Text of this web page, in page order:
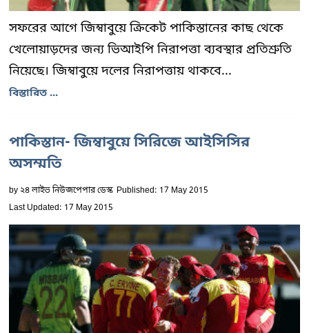
সফরের আগে জিম্বাবুয়ে ক্রিকেট পাকিস্তানের কাছ থেকে
খেলোয়াড়দের জন্য ভিআইপি নিরাপত্তা ব্যবস্থার প্রতিশ্রুতি
নিয়েছে। জিম্বাবুয়ে দলের নিরাপত্তায় থাকবে...
বিস্তারিত ...
পাকিস্তান- জিম্বাবুয়ে সিরিজে আইসিসির
অসম্মতি
by২৪ লাইভ নিউজপেপার ডেস্ক Published: 17 May 2015
Last Updated: 17 May 2015